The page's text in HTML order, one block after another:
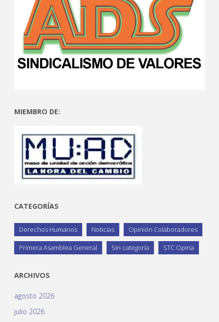
MIEMBRO DE:
CATEGORÍAS
Derechos Humanos Noticias Opinión Colaboradores
Primera Asamblea General Sin categoría STC Opina
ARCHIVOS
agosto 2026
julio 2026